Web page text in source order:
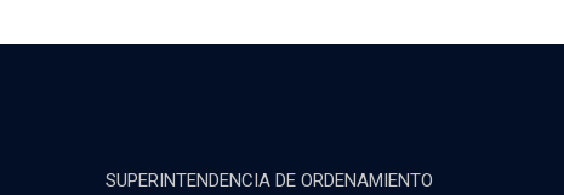
SUPERINTENDENCIA DE ORDENAMIENTO